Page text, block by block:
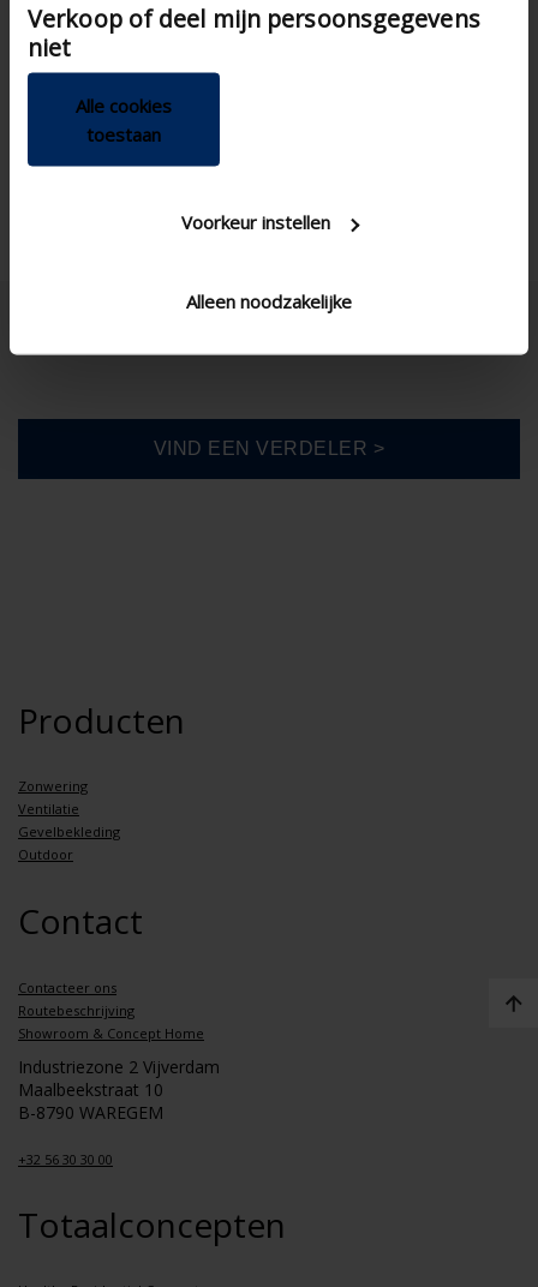
van hun services.
Verkoop of deel mijn persoonsgegevens
niet
Alle cookies
toestaan
Voorkeur instellen
Alleen noodzakelijke
Ventilatiecomponenten
Toevoerverluchting
Bediening
Akoestische
raamverluchtingen
Materiaal ventilatie
Producten
Zonwering
Ventilatie
Gevelbekleding
Outdoor
Contact
Contacteer ons
Routebeschrijving
Showroom & Concept Home
Industriezone 2 Vijverdam
Maalbeekstraat 10
B-8790 WAREGEM
+32 56 30 30 00
Totaalconcepten